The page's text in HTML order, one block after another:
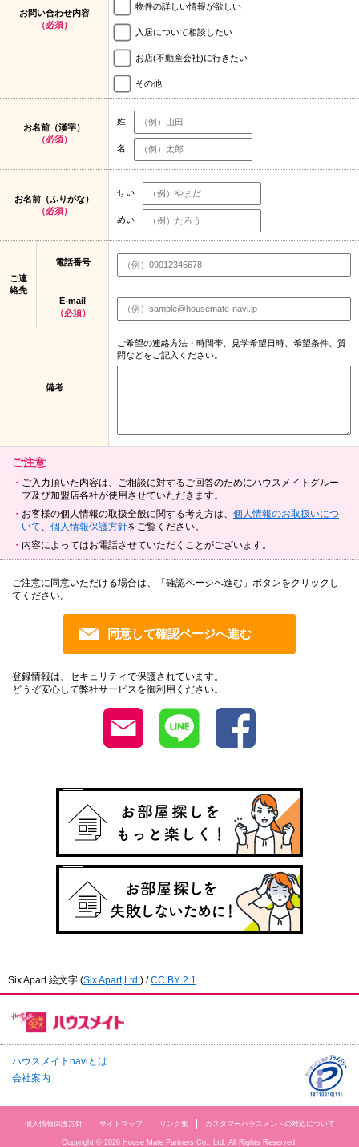
お問い合わせ内容
（必須）
物件の詳しい情報が欲しい
入居について相談したい
お店(不動産会社)に行きたい
その他
お名前（漢字）
（必須）
姓
名
お名前（ふりがな）
（必須）
せい
めい
ご連
絡先
電話番号
E-mail
（必須）
備考
ご希望の連絡方法・時間帯、見学希望日時、希望条件、質
問などをご記入ください。
ご注意
ご入力頂いた内容は、ご相談に対するご回答のためにハウスメイトグルー
プ及び加盟店各社が使用させていただきます。
お客様の個人情報の取扱全般に関する考え方は、 個人情報のお取扱いにつ
いて
個人情報保護方針をご覧ください。
内容によってはお電話させていただくことがございます。
ご注意に同意いただける場合は、「確認ページへ進む」ボタンをクリックし
てください。
登録情報は、セキュリティで保護されています。
どうぞ安心して弊社サービスを御利用ください。
Six Apart 絵文字 (Six Apart,Ltd. ) /CC BY 2.1
ハウスメイトnaviとは
会社案内
個人情報保護方針 サイトマップ リンク集 カスタマーハラスメントの対応について
Copyright © 2026 House Mate Partners Co., Ltd. All Rights Reserved.